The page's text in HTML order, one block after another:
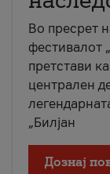
Во пресрет
фестивалот
претстави
централен
„Билјан
Дознај